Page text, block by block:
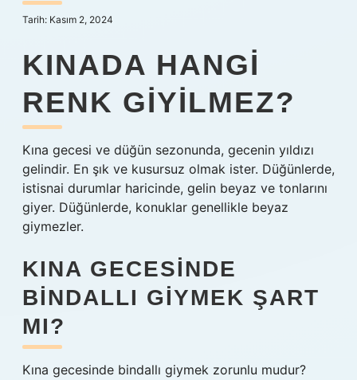
Hakkımızda
Tarih: Kasım 2, 2024
KINADA HANGI
RENK GIYILMEZ?
Kına gecesi ve düğün sezonunda, gecenin yıldızı
gelindir. En şık ve kusursuz olmak ister. Düğünlerde,
istisnai durumlar haricinde, gelin beyaz ve tonlarını
giyer. Düğünlerde, konuklar genellikle beyaz
giymezler.
KINA GECESINDE
BINDALLI GIYMEK ŞART
MI?
Kına gecesinde bindallı giymek zorunlu mudur?